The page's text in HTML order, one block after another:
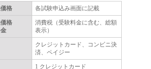
格 各試験申込み画面に記載
格
消費税（受験料金に含む、総額
表示）
クレジットカード、コンビニ決
済、ペイジー
1 クレジットカード